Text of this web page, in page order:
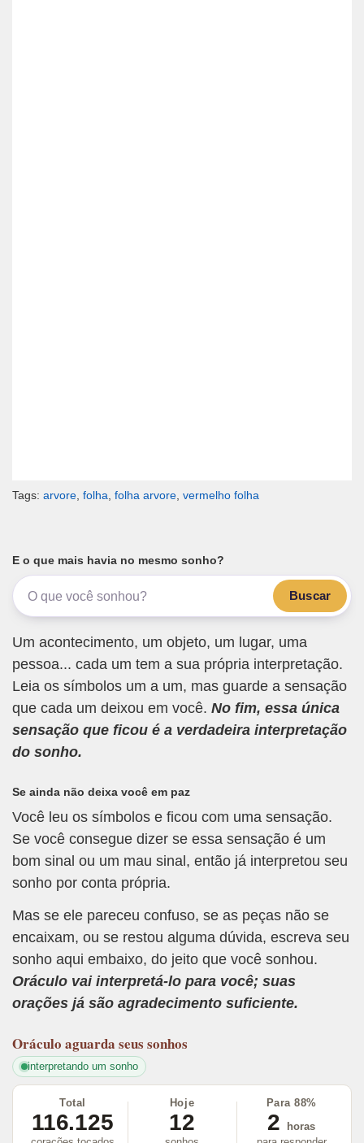
Tags: arvore folha folha arvore vermelho folha
E o que mais havia no mesmo sonho?
Buscar
Um acontecimento, um objeto, um lugar, uma
pessoa... cada um tem a sua própria interpretação.
Leia os símbolos um a um, mas guarde a sensação
que cada um deixou em você. No fim, essa única
sensação que ficou é a verdadeira interpretação
do sonho.
Se ainda não deixa você em paz
Você leu os símbolos e ficou com uma sensação.
Se você consegue dizer se essa sensação é um
bom sinal ou um mau sinal, então já interpretou seu
sonho por conta própria.
Mas se ele pareceu confuso, se as peças não se
encaixam, ou se restou alguma dúvida, escreva seu
sonho aqui embaixo, do jeito que você sonhou.
Oráculo vai interpretá-lo para você; suas
orações já são agradecimento suficiente.
Oráculo aguarda seus sonhos
interpretando um sonho
Total
116.125
Hoje
12
Para 88%
2
horas